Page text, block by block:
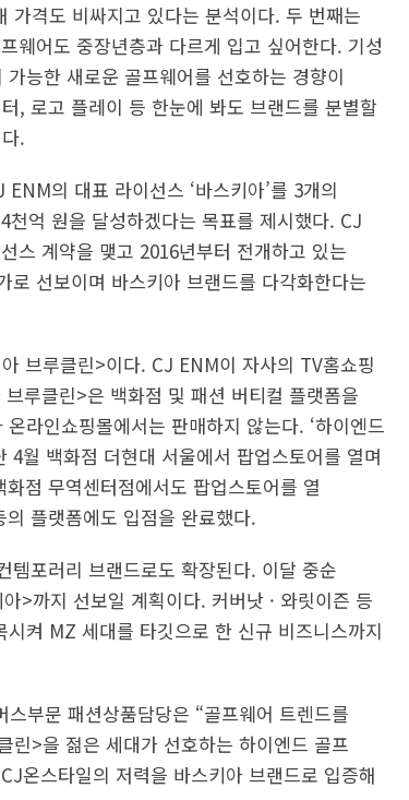
가격도 비싸지고 있다는 분석이다. 두 번째는
웨어도 중장년층과 다르게 입고 싶어한다. 기성
능한 새로운 골프웨어를 선호하는 경향이
, 로고 플레이 등 한눈에 봐도 브랜드를 분별할
.
의 대표 라이선스 ‘바스키아’를 3개의
억 원을 달성하겠다는 목표를 제시했다. CJ
스 계약을 맺고 2016년부터 전개하고 있는
선보이며 바스키아 브랜드를 다각화한다는
브루클린>이다. CJ ENM이 자사의 TV홈쇼핑
루클린>은 백화점 및 패션 버티컬 플랫폼을
라인쇼핑몰에서는 판매하지 않는다. ‘하이엔드
월 백화점 더현대 서울에서 팝업스토어를 열며
점 무역센터점에서도 팝업스토어를 열
플랫폼에도 입점을 완료했다.
포러리 브랜드로도 확장된다. 이달 중순
>까지 선보일 계획이다. 커버낫 · 와릿이즌 등
켜 MZ 세대를 타깃으로 한 신규 비즈니스까지
부문 패션상품담당은 “골프웨어 트렌드를
린>을 젊은 세대가 선호하는 하이엔드 골프
온스타일의 저력을 바스키아 브랜드로 입증해